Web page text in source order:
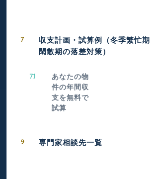
7
収支計画・試算例（冬季繁忙
閑散期の落差対策）
7.1
あなたの物
件の年間収
支を無料で
試算
9 専門家相談先一覧